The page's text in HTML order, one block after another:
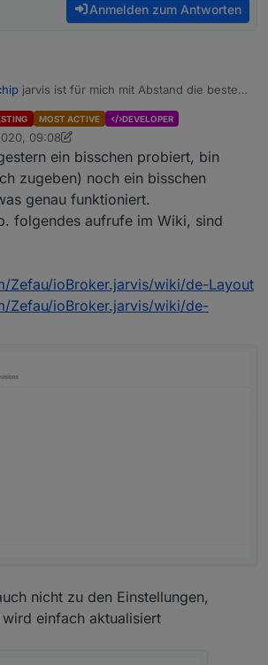
Anmelden zum Antworten
jarvis ist für mich mit Abstand die beste
MOST ACTIVE DEVELOPER
09:08
ein bisschen probiert, bin
zugeben) noch ein bisschen
genau funktioniert.
folgendes aufrufe im Wiki, sind
Zefau/ioBroker.jarvis/wiki/de-Layout
Zefau/ioBroker.jarvis/wiki/de-
nicht zu den Einstellungen,
einfach aktualisiert